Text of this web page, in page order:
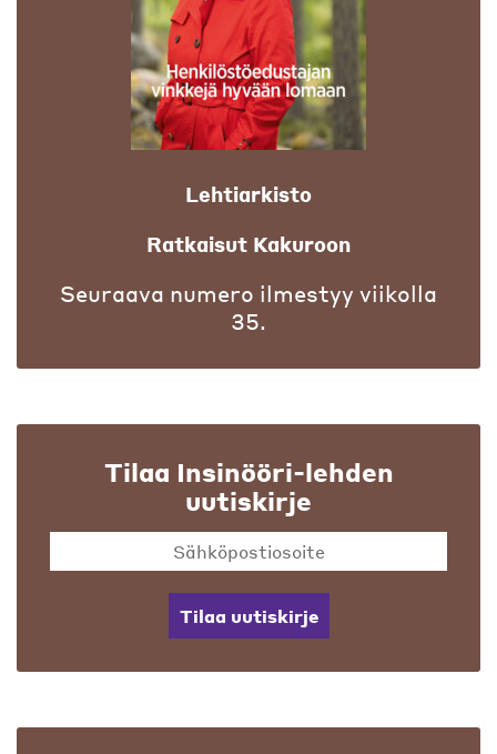
Lehtiarkisto
Ratkaisut Kakuroon
Seuraava numero ilmestyy viikolla
35.
Tilaa Insinööri-lehden
uutiskirje
Tilaa uutiskirje